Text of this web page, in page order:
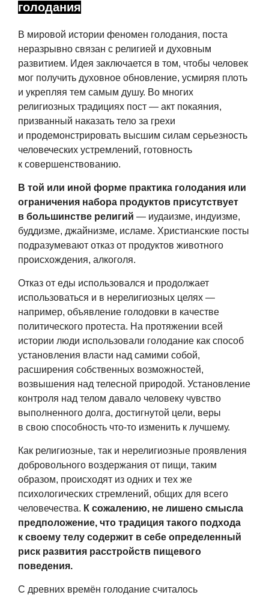
голодания
В мировой истории феномен голодания, поста
неразрывно связан с религией и духовным
развитием. Идея заключается в том, чтобы человек
мог получить духовное обновление, усмиряя плоть
и укрепляя тем самым душу. Во многих
религиозных традициях пост — акт покаяния,
призванный наказать тело за грехи
и продемонстрировать высшим силам серьезность
человеческих устремлений, готовность
к совершенствованию.
В той или иной форме практика голодания или
ограничения набора продуктов присутствует
в большинстве религий — иудаизме, индуизме,
буддизме, джайнизме, исламе. Христианские посты
подразумевают отказ от продуктов животного
происхождения, алкоголя.
Отказ от еды использовался и продолжает
использоваться и в нерелигиозных целях —
например, объявление голодовки в качестве
политического протеста. На протяжении всей
истории люди использовали голодание как способ
установления власти над самими собой,
расширения собственных возможностей,
возвышения над телесной природой. Установление
контроля над телом давало человеку чувство
выполненного долга, достигнутой цели, веры
в свою способность что-то изменить к лучшему.
Как религиозные, так и нерелигиозные проявления
добровольного воздержания от пищи, таким
образом, происходят из одних и тех же
психологических стремлений, общих для всего
человечества. К сожалению, не лишено смысла
предположение, что традиция такого подхода
к своему телу содержит в себе определенный
риск развития расстройств пищевого
поведения.
С древних времён голодание считалось